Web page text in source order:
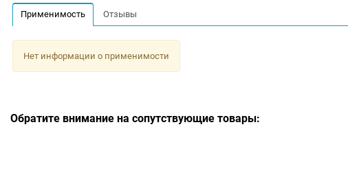
Применимость Отзывы
Нет информации о применимости
Обратите внимание на сопутствующие товары: